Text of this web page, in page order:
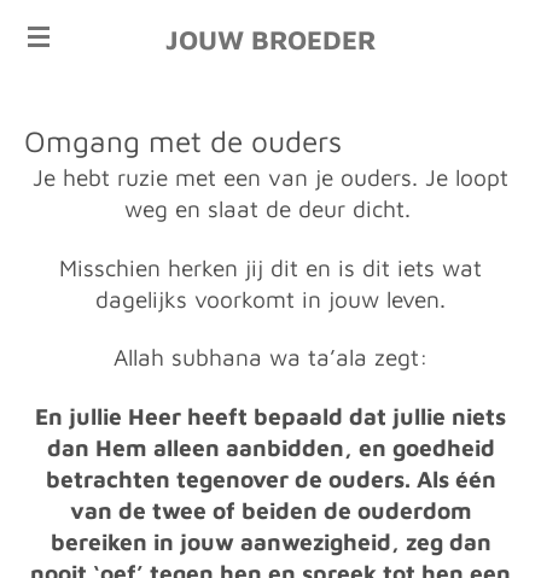
Ga
hoofdinhoud
JOUW BROEDER
Omgang met de ouders
Je hebt ruzie met een van je ouders. Je loopt
weg en slaat de deur dicht.
Misschien herken jij dit en is dit iets wat
dagelijks voorkomt in jouw leven.
Allah subhana wa ta’ala zegt:
En jullie Heer heeft bepaald dat jullie niets
dan Hem alleen aanbidden, en goedheid
betrachten tegenover de ouders. Als één
van de twee of beiden de ouderdom
bereiken in jouw aanwezigheid, zeg dan
nooit ‘oef’ tegen hen en spreek tot hen een